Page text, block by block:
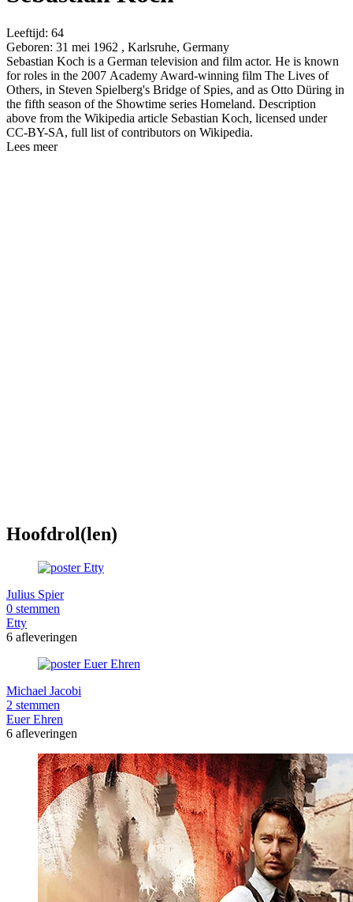
Leeftijd: 64
Geboren: 31 mei 1962 , Karlsruhe, Germany
Sebastian Koch is a German television and film actor. He is known
for roles in the 2007 Academy Award-winning film The Lives of
Others, in Steven Spielberg's Bridge of Spies, and as Otto Düring in
the fifth season of the Showtime series Homeland. Description
above from the Wikipedia article Sebastian Koch, licensed under
CC-BY-SA, full list of contributors on Wikipedia.
Lees meer
Hoofdrol(len)
Julius Spier
0 stemmen
Etty
6 afleveringen
Michael Jacobi
2 stemmen
Euer Ehren
6 afleveringen